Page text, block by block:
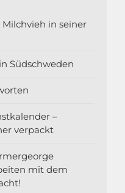
in seiner
Südschweden
–
verpackt
mit dem